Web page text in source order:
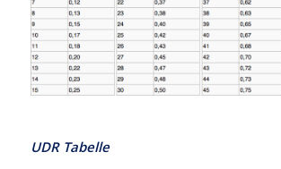
UDR Tabelle